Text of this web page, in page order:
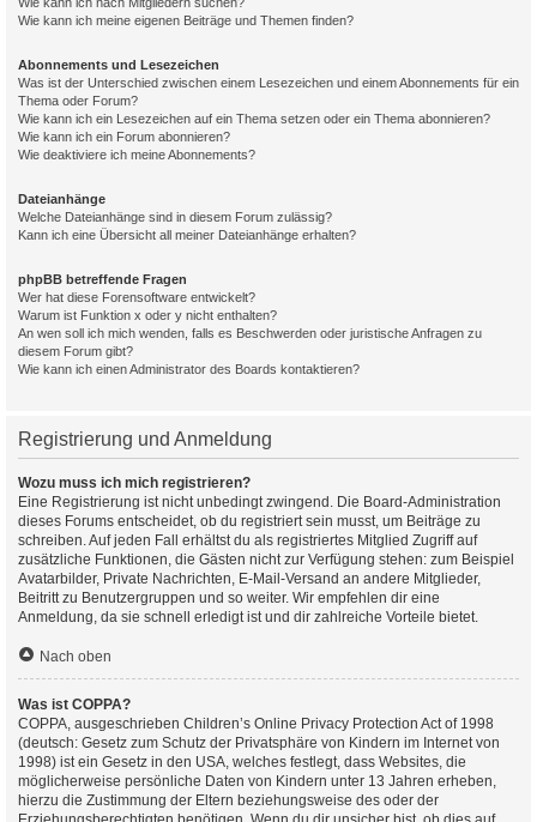
Wie kann ich meine eigenen Beiträge und Themen finden?
Abonnements und Lesezeichen
Was ist der Unterschied zwischen einem Lesezeichen und einem Abonnements für ein
Thema oder Forum?
Wie kann ich ein Lesezeichen auf ein Thema setzen oder ein Thema abonnieren?
Wie kann ich ein Forum abonnieren?
Wie deaktiviere ich meine Abonnements?
Dateianhänge
Welche Dateianhänge sind in diesem Forum zulässig?
Kann ich eine Übersicht all meiner Dateianhänge erhalten?
phpBB betreffende Fragen
Wer hat diese Forensoftware entwickelt?
Warum ist Funktion x oder y nicht enthalten?
An wen soll ich mich wenden, falls es Beschwerden oder juristische Anfragen zu
diesem Forum gibt?
Wie kann ich einen Administrator des Boards kontaktieren?
Registrierung und Anmeldung
Wozu muss ich mich registrieren?
Eine Registrierung ist nicht unbedingt zwingend. Die Board-Administration
dieses Forums entscheidet, ob du registriert sein musst, um Beiträge zu
schreiben. Auf jeden Fall erhältst du als registriertes Mitglied Zugriff auf
zusätzliche Funktionen, die Gästen nicht zur Verfügung stehen: zum Beispiel
Avatarbilder, Private Nachrichten, E-Mail-Versand an andere Mitglieder,
Beitritt zu Benutzergruppen und so weiter. Wir empfehlen dir eine
Anmeldung, da sie schnell erledigt ist und dir zahlreiche Vorteile bietet.
Nach oben
Was ist COPPA?
COPPA, ausgeschrieben Children’s Online Privacy Protection Act of 1998
(deutsch: Gesetz zum Schutz der Privatsphäre von Kindern im Internet von
1998) ist ein Gesetz in den USA, welches festlegt, dass Websites, die
möglicherweise persönliche Daten von Kindern unter 13 Jahren erheben,
hierzu die Zustimmung der Eltern beziehungsweise des oder der